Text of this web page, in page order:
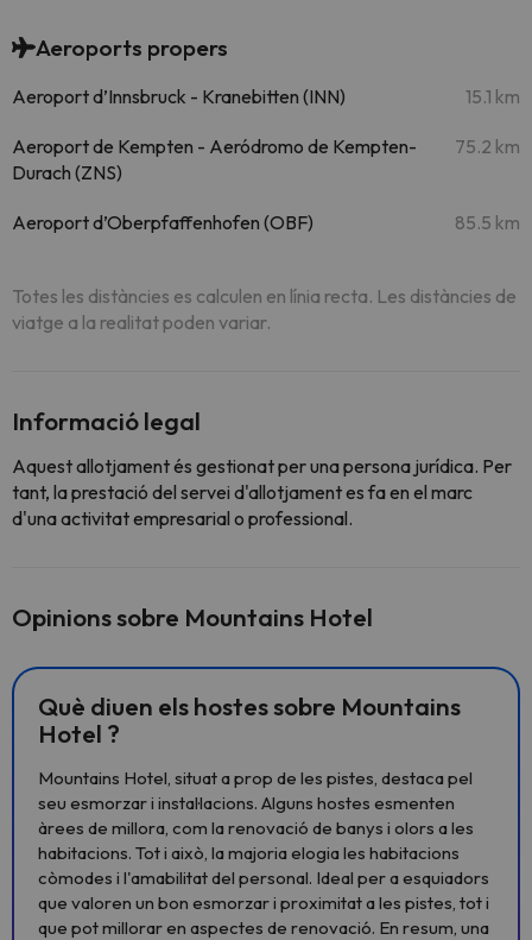
Aeroports propers
Aeroport d’Innsbruck - Kranebitten (INN) 15.1 km
Aeroport de Kempten - Aeródromo de Kempten-
Durach (ZNS)
75.2 km
Aeroport d’Oberpfaffenhofen (OBF) 85.5 km
Totes les distàncies es calculen en línia recta. Les distàncies de
viatge a la realitat poden variar.
Informació legal
Aquest allotjament és gestionat per una persona jurídica. Per
tant, la prestació del servei d'allotjament es fa en el marc
d'una activitat empresarial o professional.
Opinions sobre Mountains Hotel
Què diuen els hostes sobre Mountains
Hotel ?
Mountains Hotel, situat a prop de les pistes, destaca pel
seu esmorzar i instal·lacions. Alguns hostes esmenten
àrees de millora, com la renovació de banys i olors a les
habitacions. Tot i això, la majoria elogia les habitacions
còmodes i l'amabilitat del personal. Ideal per a esquiadors
que valoren un bon esmorzar i proximitat a les pistes, tot i
que pot millorar en aspectes de renovació. En resum, una